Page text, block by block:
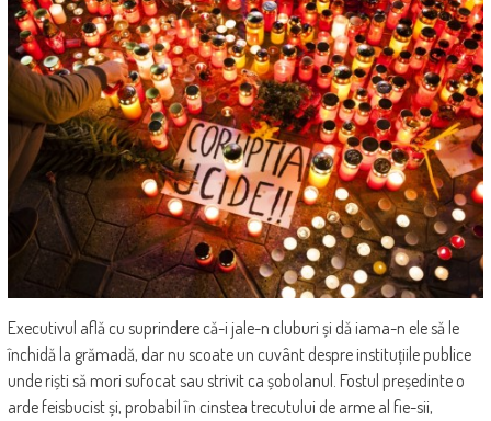
Executivul află cu suprindere că-i jale-n cluburi și dă iama-n ele să le
închidă la grămadă, dar nu scoate un cuvânt despre instituțiile publice
unde riști să mori sufocat sau strivit ca șobolanul. Fostul președinte o
arde feisbucist și, probabil în cinstea trecutului de arme al fie-sii,